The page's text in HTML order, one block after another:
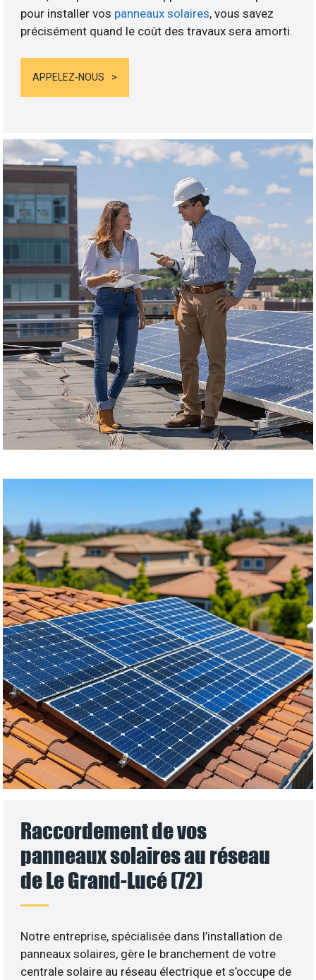
pour installer vos panneaux solaires, vous savez
précisément quand le coût des travaux sera amorti.
APPELEZ-NOUS
Raccordement de vos
panneaux solaires au réseau
de Le Grand-Lucé (72)
Notre entreprise, spécialisée dans l’installation de
panneaux solaires, gère le branchement de votre
centrale solaire au réseau électrique et s’occupe de